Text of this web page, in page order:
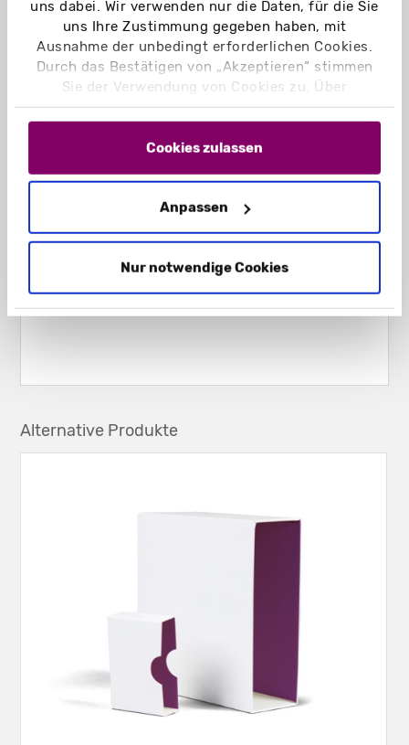
uns dabei. Wir verwenden nur die Daten, für die Sie
uns Ihre Zustimmung gegeben haben, mit
Ausnahme der unbedingt erforderlichen Cookies.
Durch das Bestätigen von „Akzeptieren“ stimmen
Sie der Verwendung von Cookies zu. Über
„Einstellungen“ können Sie auswählen, welche
Cookies Sie zulassen. Hier finden Sie unser
und unsereDatenschutzerklärung
Cookies zulassen
Anpassen
Nur notwendige Cookies
Alternative Produkte